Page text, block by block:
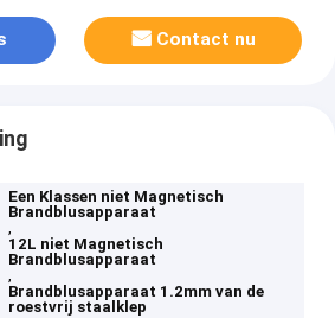
Contact nu
Een Klassen niet Magnetisch
Brandblusapparaat
,
12L niet Magnetisch
Brandblusapparaat
,
Brandblusapparaat 1.2mm van de
roestvrij staalklep